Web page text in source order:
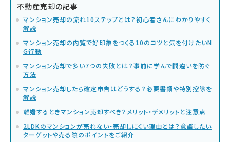
不動産売却の記事
マンション売却の流れ10ステップとは？初心者さんにわかりやすく
解説
マンション売却の内覧で好印象をつくる10のコツと気を付けたいN
G行動
マンション売却で多い7つの失敗とは？事前に学んで間違いを防ぐ
方法
マンション売却したら確定申告はどうする？必要書類や特別控除を
解説
離婚するときマンション売却すべき？メリット・デメリットと注意点
2LDKのマンションが売れない・売却しにくい理由とは？意識したい
ターゲットや売る際のポイントをご紹介